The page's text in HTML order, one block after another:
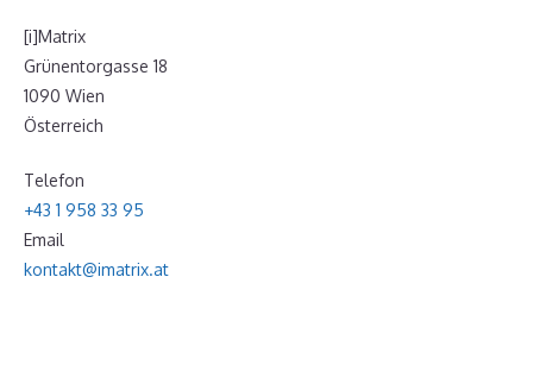
[i]Matrix
Grünentorgasse 18
1090 Wien
Österreich
Telefon
+43 1 958 33 95
Email
kontakt@imatrix.at